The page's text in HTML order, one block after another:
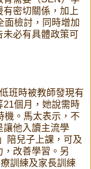
密切關係，加上
面檢討，同時增加
未必有具體政策可
班時被教師發現有
21個月，她說需時
機。馬太表示，不
讓他入讀主流學
陪兒子上課，可及
改善學習。另
訓練及家長訓練